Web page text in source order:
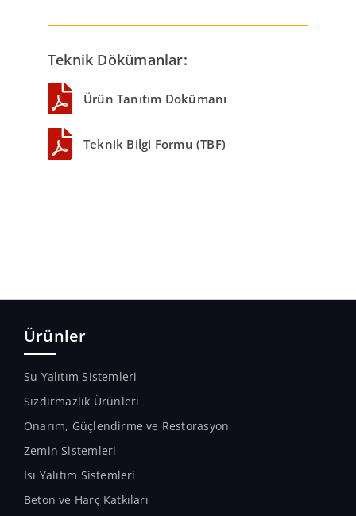
Teknik Dökümanlar:
Ürün Tanıtım Dokümanı
Teknik Bilgi Formu (TBF)
Ürünler
Su Yalıtım Sistemleri
Sızdırmazlık Ürünleri
Onarım, Güçlendirme ve Restorasyon
Zemin Sistemleri
Isı Yalıtım Sistemleri
Beton ve Harç Katkıları